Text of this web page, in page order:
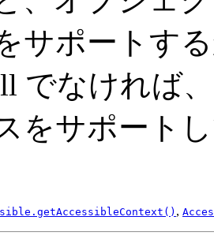
サポートす
でなければ
をサポート
,